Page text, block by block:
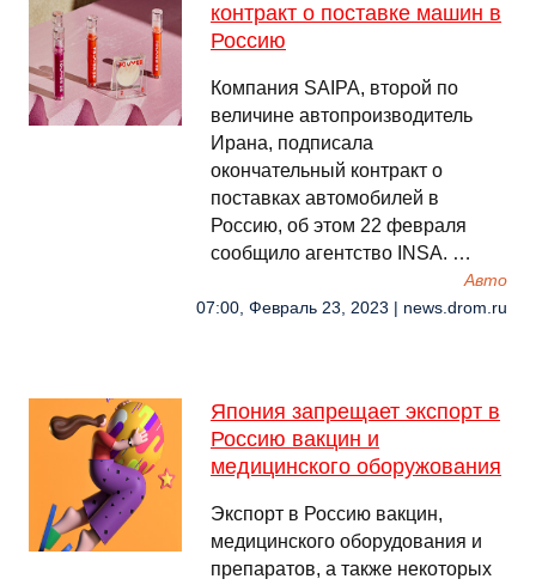
контракт о поставке машин в
Россию
Компания SAIPA, второй по
величине автопроизводитель
Ирана, подписала
окончательный контракт о
поставках автомобилей в
Россию, об этом 22 февраля
сообщило агентство INSA. …
Авто
07:00, Февраль 23, 2023 | news.drom.ru
Япония запрещает экспорт в
Россию вакцин и
медицинского оборужования
Экспорт в Россию вакцин,
медицинского оборудования и
препаратов, а также некоторых